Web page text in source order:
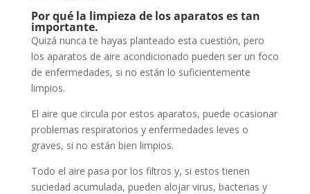
Por qué la limpieza de los aparatos es tan
importante.
Quizá nunca te hayas planteado esta cuestión, pero
los aparatos de aire acondicionado pueden ser un foco
de enfermedades, si no están lo suficientemente
limpios.
El aire que circula por estos aparatos, puede ocasionar
problemas respiratorios y enfermedades leves o
graves, si no están bien limpios.
Todo el aire pasa por los filtros y, si estos tienen
suciedad acumulada, pueden alojar virus, bacterias y